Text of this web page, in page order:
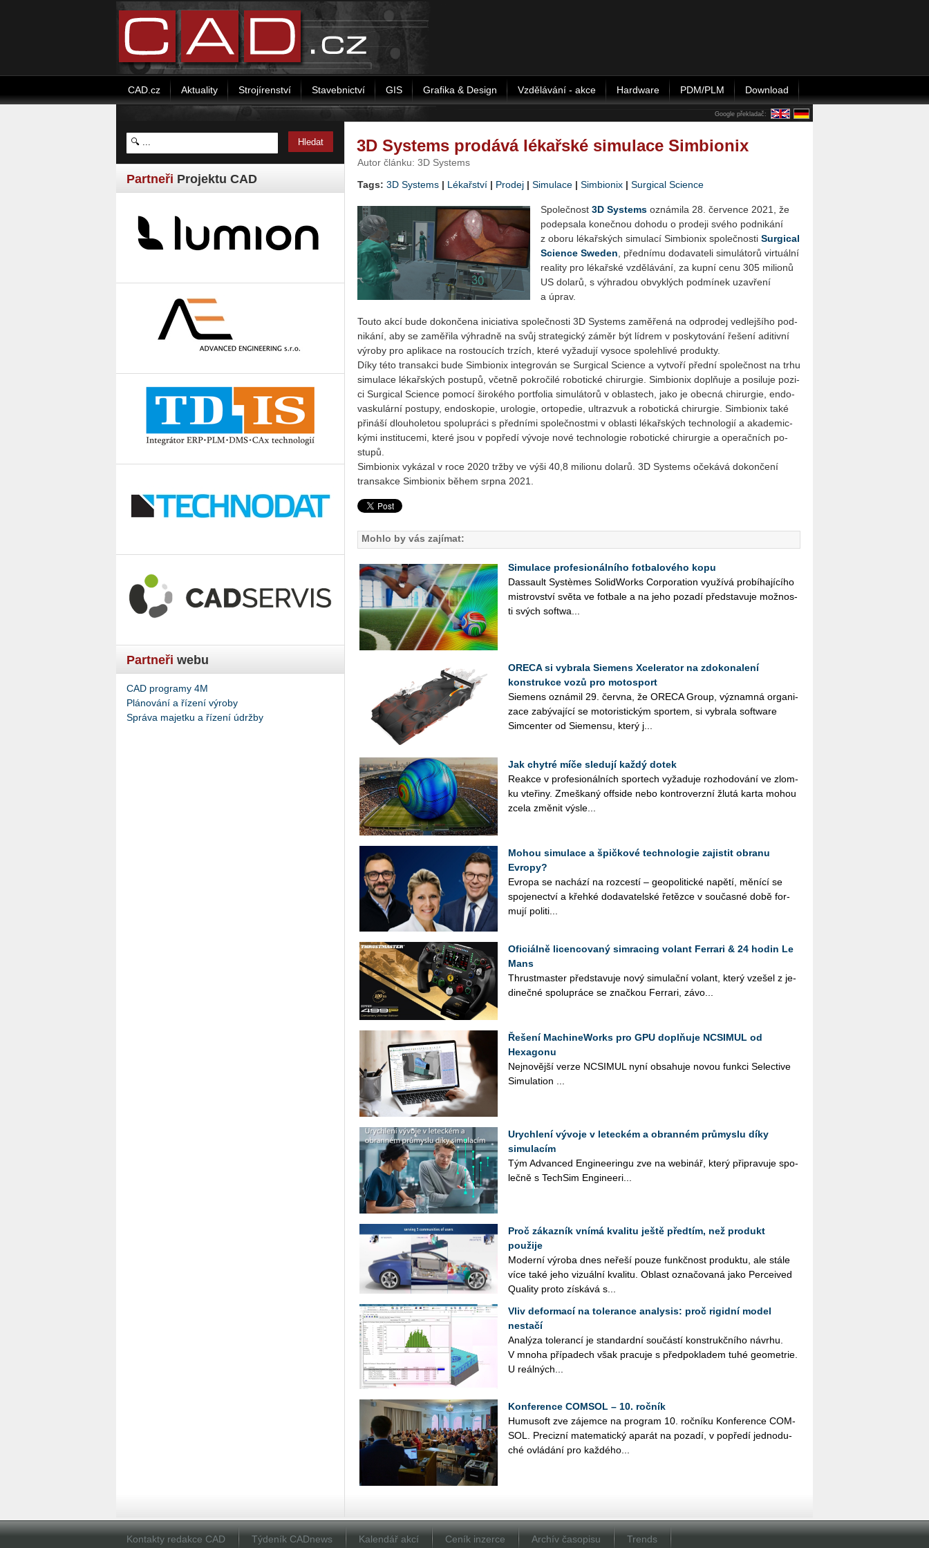
CAD.cz Aktuality Strojírenství Stavebnictví GIS Grafika & Design Vzdělávání - akce Hardware PDM/PLM Download
Google překladač:
Partneři Projektu CAD
Partneři webu
CAD programy 4M
Plánování a řízení výroby
Správa majetku a řízení údržby
3D Systems prodává lékařské simulace Simbionix
Autor článku: 3D Systems
Tags: 3D Systems | Lékařství | Prodej | Simulace | Sim­bi­o­nix | Sur­gi­cal Science
Spo­leč­nost 3D Sys­tems ozná­mi­la 28. čer­ven­ce 2021, že
po­de­psa­la ko­neč­nou do­ho­du o pro­de­ji svého pod­ni­ká­ní
z oboru lé­kař­ských si­mu­la­cí Sim­bi­o­nix spo­leč­nos­ti Sur­gi­cal
Science Sweden , před­ní­mu do­da­va­te­li si­mu­lá­to­rů vir­tu­ál­ní
re­a­li­ty pro lé­kař­ské vzdě­lá­vá­ní, za kupní cenu 305 mi­li­o­nů
US do­la­rů, s vý­hra­dou ob­vyk­lých pod­mí­nek uza­vře­ní
a úprav.
Touto akcí bude do­kon­če­na ini­ci­a­ti­va spo­leč­nos­ti 3D Sys­tems za­mě­ře­ná na od­pro­dej ve­d­lej­ší­ho pod­
ni­ká­ní, aby se za­mě­ři­la vý­hrad­ně na svůj stra­te­gic­ký záměr být líd­rem v po­sky­to­vá­ní ře­še­ní adi­tiv­ní
vý­ro­by pro apli­ka­ce na ros­tou­cích tr­zích, které vy­ža­du­jí vy­so­ce spo­leh­li­vé pro­duk­ty.
Díky této trans­ak­ci bude Sim­bi­o­nix in­te­gro­ván se Sur­gi­cal Science a vy­tvo­ří před­ní spo­leč­nost na trhu
si­mu­la­ce lé­kař­ských po­stu­pů, včet­ně po­kro­či­lé ro­bo­tic­ké chi­rur­gie. Sim­bi­o­nix doplňuje a po­si­lu­je po­zi­
ci Sur­gi­cal Science po­mo­cí ši­ro­ké­ho port­fo­lia si­mu­lá­to­rů v ob­las­tech, jako je obec­ná chi­rur­gie, en­do­
vasku­lár­ní po­stu­py, en­do­sko­pie, uro­lo­gie, or­to­pe­die, ul­tra­zvuk a ro­bo­tic­ká chi­rur­gie. Sim­bi­o­nix také
při­ná­ší dlou­ho­le­tou spo­lu­prá­ci s před­ní­mi spo­leč­nost­mi v ob­las­ti lé­kař­ských tech­no­lo­gií a aka­de­mic­
ký­mi in­sti­tu­ce­mi, které jsou v po­pře­dí vý­vo­je nové tech­no­lo­gie ro­bo­tic­ké chi­rur­gie a ope­rač­ních po­
stu­pů.
Sim­bi­o­nix vy­ká­zal v roce 2020 tržby ve výši 40,8 mi­li­o­nu do­la­rů. 3D Sys­tems oče­ká­vá do­kon­če­ní
trans­ak­ce Sim­bi­o­nix během srpna 2021.
Mohlo by vás zajímat:
Simulace profesionálního fotbalového kopu
Das­sault Sys­tè­mes So­lid­Works Cor­po­rati­on vy­u­ží­vá pro­bí­ha­jí­cí­ho
mi­s­trov­ství světa ve fot­ba­le a na jeho po­za­dí před­sta­vu­je mož­nos­
ti svých soft­wa­...
ORECA si vybrala Siemens Xcelerator na zdokonalení
konstrukce vozů pro motosport
Sie­mens ozná­mil 29. červ­na, že ORE­CA Group, vý­znam­ná or­ga­ni­
za­ce za­bý­va­jí­cí se mo­to­ris­tic­kým spor­tem, si vy­bra­la soft­ware
Sim­cen­ter od Sie­men­su, který j...
Jak chytré míče sledují každý dotek
Re­ak­ce v pro­fe­si­o­nál­ních spor­tech vy­ža­du­je roz­ho­do­vá­ní ve zlom­
ku vte­ři­ny. Zmeš­ka­ný off­si­de nebo kon­tro­verz­ní žlutá karta mohou
zcela změ­nit vý­sle...
Mohou simulace a špičkové technologie zajistit obranu
Evropy?
Ev­ro­pa se na­chá­zí na roz­ces­tí – ge­o­po­li­tic­ké na­pě­tí, mě­ní­cí se
spo­je­nec­tví a křeh­ké do­da­va­tel­ské ře­těz­ce v sou­čas­né době for­
mu­jí po­li­ti­...
Oficiálně licencovaný simracing volant Ferrari & 24 hodin Le
Mans
Thrust­mas­ter před­sta­vu­je nový si­mu­lač­ní vo­lant, který vze­šel z je­
di­neč­né spo­lu­prá­ce se znač­kou Ferra­ri, zá­vo­...
Řešení MachineWorks pro GPU doplňuje NCSIMUL od
Hexagonu
Nej­no­věj­ší verze NC­SI­MUL nyní ob­sa­hu­je novou funk­ci Se­lecti­ve
Si­mu­lati­on ...
Urychlení vývoje v leteckém a obranném průmyslu díky
simulacím
Tým Advan­ced En­gi­nee­rin­gu zve na webi­nář, který při­pra­vu­je spo­
leč­ně s Tech­Si­m Engineeri...
Proč zákazník vnímá kvalitu ještě předtím, než produkt
použije
Mo­der­ní vý­ro­ba dnes ne­ře­ší pouze funkč­nost pro­duk­tu, ale stále
více také jeho vi­zu­ál­ní kva­li­tu. Ob­last ozna­čo­va­ná jako Per­ce­i­ved
Qua­li­ty proto zís­ká­vá s...
Vliv deformací na tolerance analysis: proč rigidní model
nestačí
Ana­lý­za to­le­ran­cí je stan­dard­ní sou­čás­tí kon­strukč­ní­ho ná­vr­hu.
V mnoha pří­pa­dech však pra­cu­je s před­po­kla­dem tuhé ge­o­me­t­rie.
U re­ál­ných...
Konference COMSOL – 10. ročník
Hu­mu­soft zve zá­jem­ce na pro­gram 10. roč­ní­ku Kon­fe­ren­ce COM­
SOL. Pre­ciz­ní ma­te­ma­tic­ký apa­rát na po­za­dí, v po­pře­dí jed­no­du­
ché ovlá­dá­ní pro kaž­dé­ho...
Kontakty redakce CAD Týdeník CADnews Kalendář akcí Ceník inzerce Archív časopisu Trends